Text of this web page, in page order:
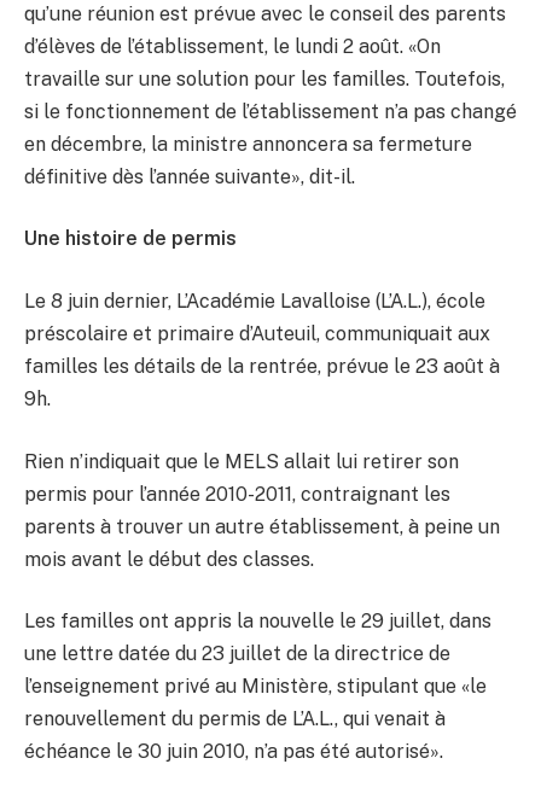
qu’une réunion est prévue avec le conseil des parents
d’élèves de l’établissement, le lundi 2 août. «On
travaille sur une solution pour les familles. Toutefois,
si le fonctionnement de l’établissement n’a pas changé
en décembre, la ministre annoncera sa fermeture
définitive dès l’année suivante», dit-il.
Une histoire de permis
Le 8 juin dernier, L’Académie Lavalloise (L’A.L.), école
préscolaire et primaire d’Auteuil, communiquait aux
familles les détails de la rentrée, prévue le 23 août à
9h.
Rien n’indiquait que le MELS allait lui retirer son
permis pour l’année 2010-2011, contraignant les
parents à trouver un autre établissement, à peine un
mois avant le début des classes.
Les familles ont appris la nouvelle le 29 juillet, dans
une lettre datée du 23 juillet de la directrice de
l’enseignement privé au Ministère, stipulant que «le
renouvellement du permis de L’A.L., qui venait à
échéance le 30 juin 2010, n’a pas été autorisé».